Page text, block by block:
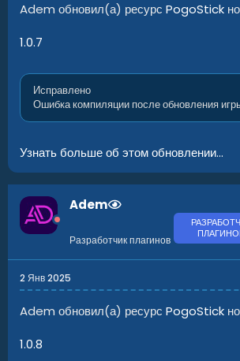
Adem обновил(а) ресурс PogoStick
1.0.7
Исправлено
Ошибка компиляции после обновления
Узнать больше об этом обновлении...
Adem
Разработчик плагинов
2 Янв 2025
Adem обновил(а) ресурс PogoStick
1.0.8